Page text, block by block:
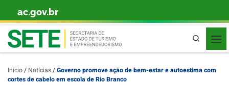
Skip to content
ac.gov.br
Pesquisa
Início/ Notícias/Governo promove ação de bem-estar e autoestima com
cortes de cabelo em escola de Rio Branco